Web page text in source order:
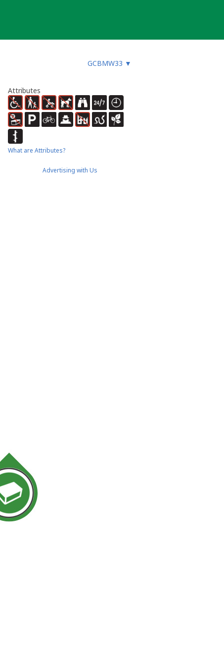
GCBMW33 ▼
Attributes
What are Attributes?
Advertising with Us